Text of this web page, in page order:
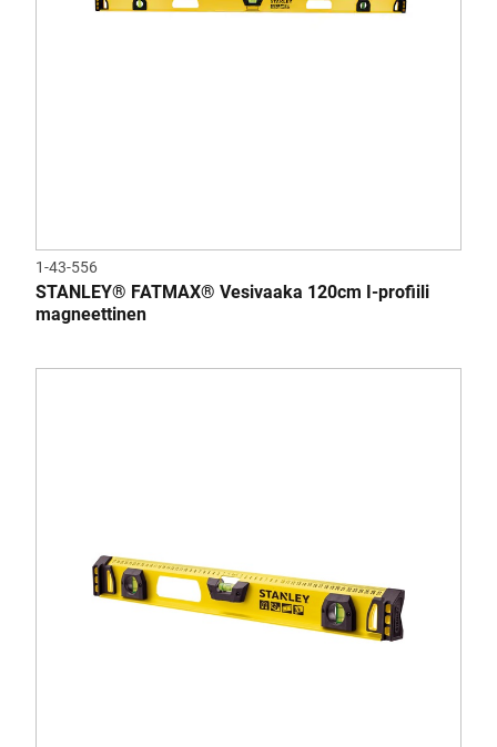
1-43-556
STANLEY® FATMAX® Vesivaaka 120cm I-profiili
magneettinen